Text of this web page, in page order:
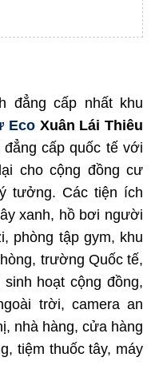
đẳng cấp nhất khu
EcoXuân Lái Thiêu
cấp quốc tế với
cho cộng đồng cư
tưởng. Các tiện ích
xanh, hồ bơi người
phòng tập gym, khu
trường Quốc tế,
hoạt cộng đồng,
trời, camera an
nhà hàng, cửa hàng
tiệm thuốc tây, máy